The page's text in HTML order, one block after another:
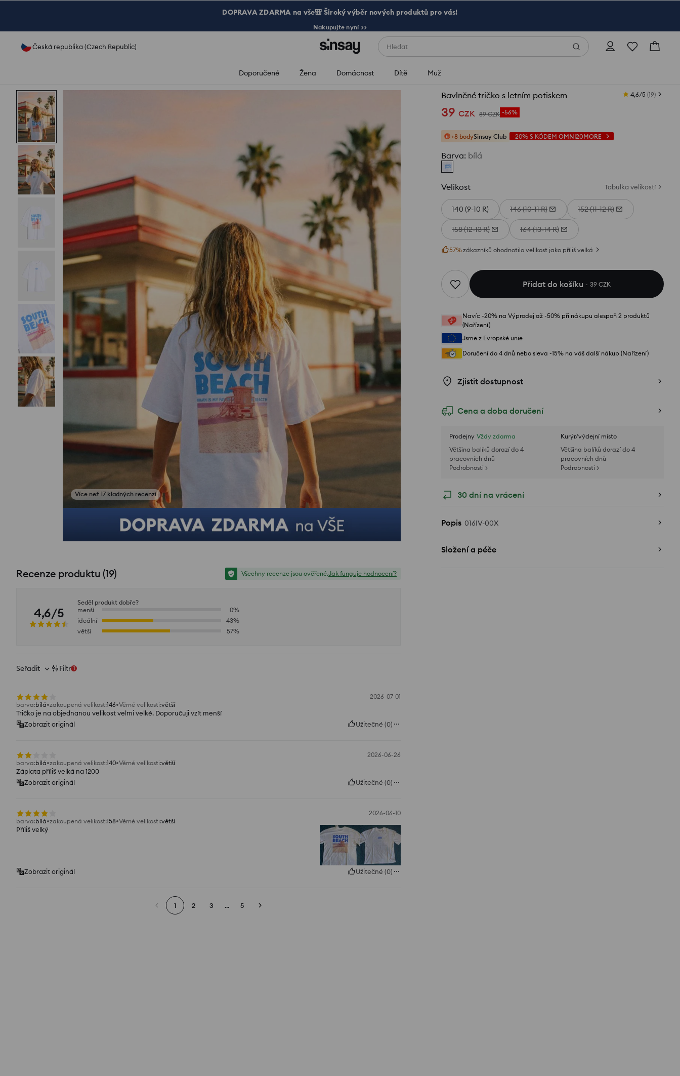
DOPRAVA ZDARMA na vše🎒 Široký výběr nových produktů pro vás!
Nakupujte nyní >>
Česká republika (Czech Republic) Hledat
Doporučené Žena Domácnost Dítě Muž
Bavlněné tričko s letním potiskem 4,6/5 (19)
39 CZK 89 CZK -56%
+8 bodySinsay Club -20% S KÓDEM OMNI20MORE
Barva: bílá
Velikost Tabulka velikostí
140 (9-10 R) 146 (10-11 R) 152 (11-12 R)
158 (12-13 R) 164 (13-14 R)
57%zákazníků ohodnotilo velikost jako příliš velká
Přidat do košíku 39 CZK
Navíc -20% na Výprodej až -50% při nákupu alespoň 2 produktů
(Nařízení)
Jsme z Evropské unie
Doručení do 4 dnů nebo sleva -15% na váš další nákup (Nařízení)
Zjistit dostupnost
Cena a doba doručení
Prodejny Vždy zdarma
Většina balíků dorazí do 4
pracovních dnů
Podrobnosti >
Kurýr/výdejní místo
Většina balíků dorazí do 4
pracovních dnů
Podrobnosti >
30 dní na vrácení
Popis 016IV-00X
Složení a péče
Zobrazit fotografie z recenzí
Recenze produktu (19) Všechny recenze jsou ověřené.Jak funguje hodnocení?
4,6/5
Seděl produkt dobře?
menší
0%
ideální
43%
větší
57%
Seřadit Filtr 1
2026-07-01
barva:bílá zakoupená velikost:146 Věrné velikosti:větší
Tričko je na objednanou velikost velmi velké. Doporučuji vzít menší
Zobrazit originál
Užitečné (0)
2026-06-26
barva:bílá zakoupená velikost:140 Věrné velikosti:větší
Záplata příliš velká na 1200
Zobrazit originál
Užitečné (0)
2026-06-10
barva:bílá zakoupená velikost:158 Věrné velikosti:větší
Příliš velký
Zobrazit originál Užitečné (0)
1 2 3 ... 5